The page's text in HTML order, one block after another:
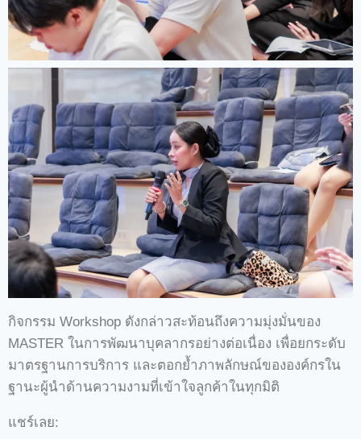
กิจกรรม Workshop ดังกล่าวสะท้อนถึงความมุ่งมั่นของ
MASTER ในการพัฒนาบุคลากรอย่างต่อเนื่อง เพื่อยกระดับ
มาตรฐานการบริการ และตอกย้ำภาพลักษณ์ขององค์กรใน
ฐานะผู้นำด้านความงามที่เข้าใจลูกค้าในทุกมิติ
แชร์เลย: